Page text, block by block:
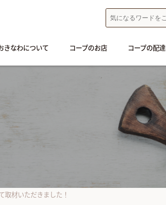
きなわについて コープのお店 コープの配達
取材いただきました！